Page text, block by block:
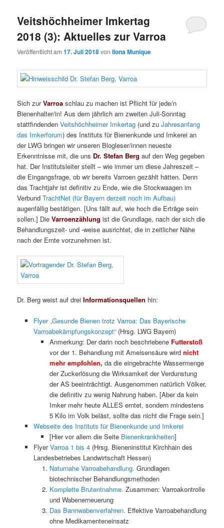
Veitshöchheimer Imkertag
2018 (3): Aktuelles zur Varroa
Veröffentlicht am17. Juli 2018vonIlona Munique
Sich zurVarroa schlau zu machen ist Pflicht für jede/n
Bienenhalter/in! Aus dem jährlich am zweiten Juli-Sonntag
stattfindendenVeitshöchheimer Imkertag (und zuJahresanfang
das Imkerforum) des Instituts für Bienenkunde und Imkerei an
der LWG bringen wir unseren Blogleser/innen neueste
Erkenntnisse mit, die uns Dr. Stefan Berg auf den Weg gegeben
hat. Der Institutsleiter stellt – wie immer um diese Jahreszeit –
die Eingangsfrage, ob wir bereits Varroen gezählt hätten. Denn
das Trachtjahr ist definitiv zu Ende, wie die Stockwaagen im
VerbundTrachtNet (für Bayern derzeit noch im Aufbau)
augenfällig bestätigen. [Uns fällt auf, wie hoch die Erträge sein
sollen.] DieVarroenzählung ist die Grundlage, nach der sich die
Behandlungszeit- und -weise ausrichtet, die in zeitlicher Nähe
nach der Ernte vorzunehmen ist.
Dr. Berg weist auf dreiInformationsquellen hin:
Flyer „Gesunde Bienen trotz Varroa: Das Bayerische
Varroabekämpfungskonzept“(Hrsg. LWG Bayern)
Anmerkung: Der darin noch beschriebene Futterstoß
vor der 1. Behandlung mit Ameisensäure wirdnicht
mehr empfohlen,da die eingebrachte Wassermenge
der Zuckerlösung die Wirksamkeit der Verdunstung
der AS beeinträchtigt. Ausgenommen natürlich Völker,
die definitiv zu wenig Nahrung haben. [Aber da kein
Imker mehr heute ALLES erntet, sondern mindestens
5 Kilo im Volk beläst, sollte das nicht die Frage sein.]
Webseite des Instituts für Bienenkunde und Imkerei
[Hier vor allem die Seite Bienenkrankheiten]
FlyerVarroa 1 bis 4(Hrsg. Bieneninstitut Kirchhain des
Landesbetriebes Landwirtschaft Hessen)
Naturnahe Varroabehandlung. Grundlagen
biotechnischer Behandlungsmethoden
Komplette Brutentnahme. Zusammen: Varroakontrolle
und Wabenerneuerung
Das Bannwabenverfahren. Effektive Varroabehandlung
ohne Medikamenteneinsatz